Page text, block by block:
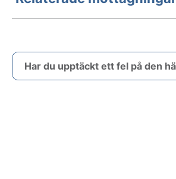
Har du upptäckt ett fel på den